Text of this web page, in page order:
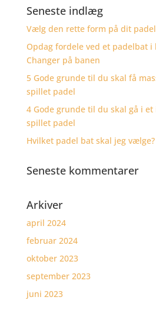
Seneste indlæg
Vælg den rette form på dit
Opdag fordele ved et padelbat i
Changer på banen
5 Gode grunde til du skal få
spillet padel
4 Gode grunde til du skal gå i
spillet padel
Hvilket padel bat skal jeg vælge?
Seneste kommentarer
Arkiver
april 2024
februar 2024
oktober 2023
september 2023
juni 2023